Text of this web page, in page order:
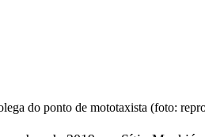
do ponto de mototaxista (foto: